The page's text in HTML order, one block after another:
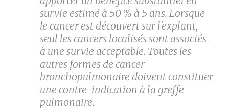
survie estimé à 50 % à 5 ans. Lorsque
le cancer est découvert sur l'explant,
seul les cancers localisés sont associés
à une survie acceptable. Toutes les
autres formes de cancer
bronchopulmonaire doivent constituer
une contre-indication à la greffe
pulmonaire.